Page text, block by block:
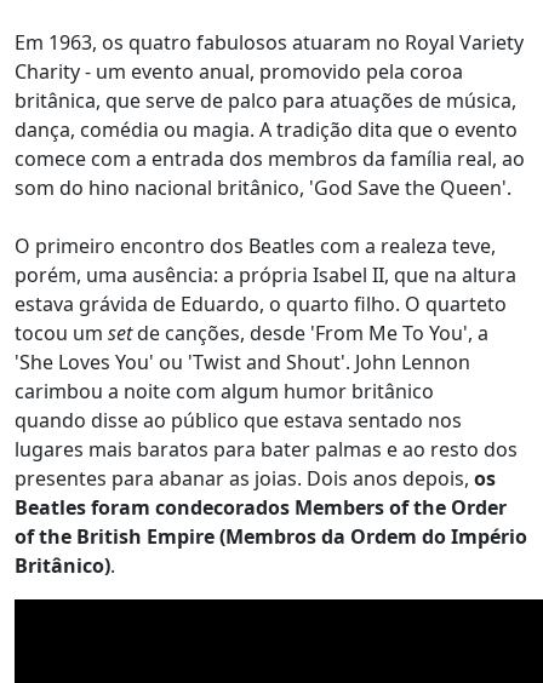
Em 1963, os quatro fabulosos atuaram no Royal Variety
Charity - um evento anual, promovido pela coroa
britânica, que serve de palco para atuações de música,
dança, comédia ou magia. A tradição dita que o evento
comece com a entrada dos membros da família real, ao
som do hino nacional britânico, 'God Save the Queen'.
O primeiro encontro dos Beatles com a realeza teve,
porém, uma ausência: a própria Isabel II, que na altura
estava grávida de Eduardo, o quarto filho. O quarteto
tocou um setde canções, desde 'From Me To You', a
'She Loves You' ou 'Twist and Shout'. John Lennon
carimbou a noite com algum humor britânico
quando disse ao público que estava sentado nos
lugares mais baratos para bater palmas e ao resto dos
presentes para abanar as joias. Dois anos depois, os
Beatles foram condecorados Members of the Order
of the British Empire (Membros da Ordem do Império
Britânico).